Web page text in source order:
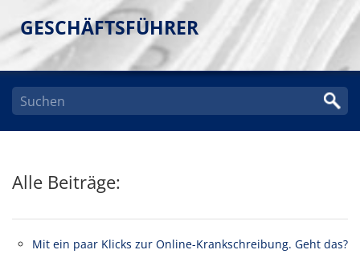
GESCHÄFTSFÜHRER
Alle Beiträge:
Mit ein paar Klicks zur Online-Krankschreibung. Geht das?